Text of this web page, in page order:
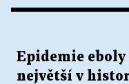
Epidemie
největší v